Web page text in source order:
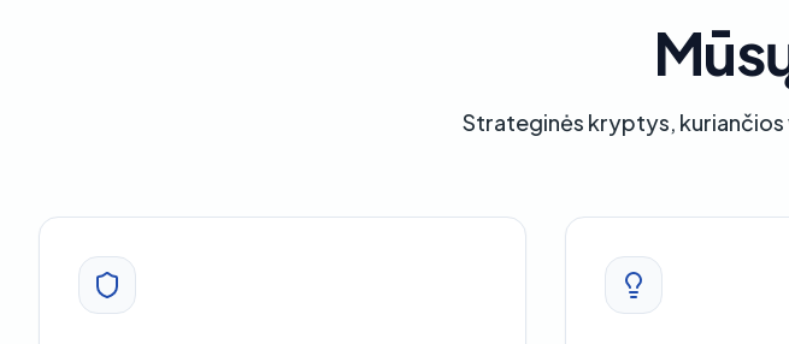
Strateginės kryptys,